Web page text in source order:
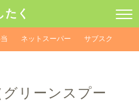
たく
ネットスーパー サブスク
リーンスプー